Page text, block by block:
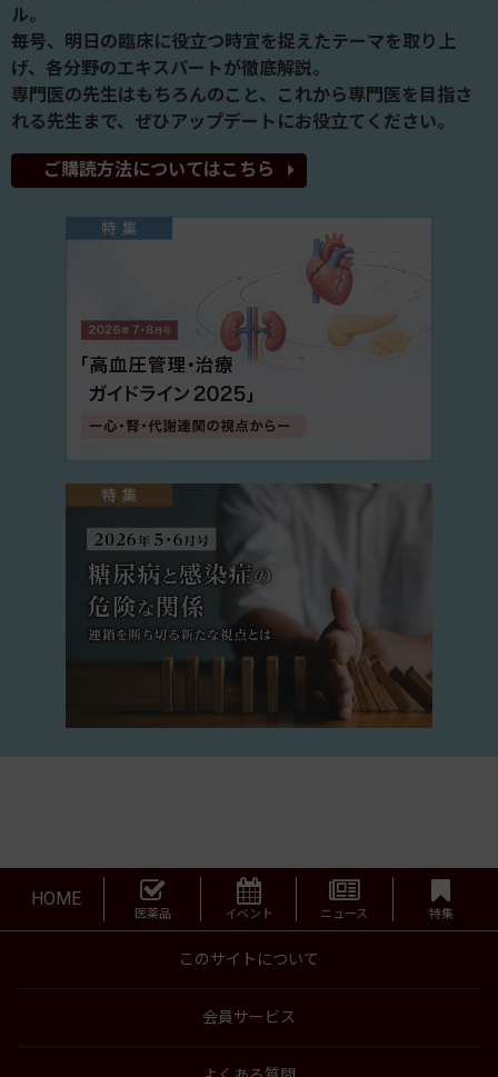
ル。
毎号、明日の臨床に役立つ時宜を捉えたテーマを取り上
げ、各分野のエキスパートが徹底解説。
専門医の先生はもちろんのこと、これから専門医を目指さ
れる先生まで、ぜひアップデートにお役立てください。
ご購読方法についてはこちら
HOME
医薬品 イベント ニュース 特集
このサイトについて
会員サービス